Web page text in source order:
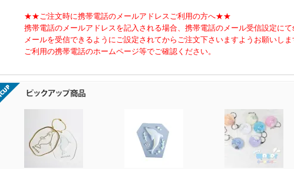
★★ご注文時に携帯電話のメールアドレスご利用の方へ★★
携帯電話のメールアドレスを記入される場合、携帯電話のメール受信設定に
メールを受信できるようにご設定されてからご注文下さいますようお願いしま
ご利用の携帯電話のホームページ等でご確認ください。